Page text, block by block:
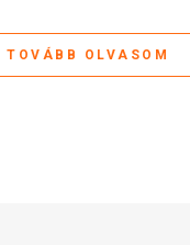
TOVÁBB OLVASOM